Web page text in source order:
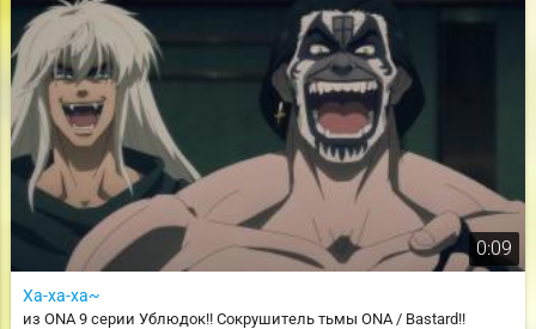
0:09
Ха-ха-ха~
из ONA 9 серии Ублюдок!! Сокрушитель тьмы ONA / Bastard!!